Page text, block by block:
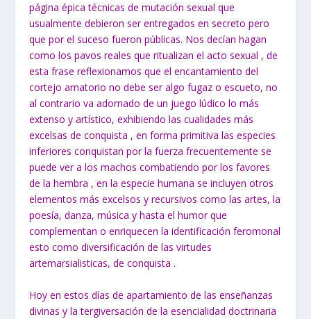
página épica técnicas de mutación sexual que
usualmente debieron ser entregados en secreto pero
que por el suceso fueron públicas. Nos decían hagan
como los pavos reales que ritualizan el acto sexual , de
esta frase reflexionamos que el encantamiento del
cortejo amatorio no debe ser algo fugaz o escueto, no
al contrario va adornado de un juego lúdico lo más
extenso y artístico, exhibiendo las cualidades más
excelsas de conquista , en forma primitiva las especies
inferiores conquistan por la fuerza frecuentemente se
puede ver a los machos combatiendo por los favores
de la hembra , en la especie humana se incluyen otros
elementos más excelsos y recursivos como las artes, la
poesía, danza, música y hasta el humor que
complementan o enriquecen la identificación feromonal
esto como diversificación de las virtudes
artemarsialisticas, de conquista .
Hoy en estos días de apartamiento de las enseñanzas
divinas y la tergiversación de la esencialidad doctrinaria